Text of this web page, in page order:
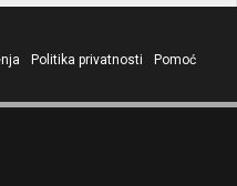
Politika privatnosti
Pomoć